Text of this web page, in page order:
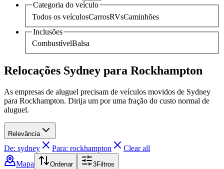
Categoria do veículo
Todos os veículosCarrosRVsCaminhões
Inclusões
CombustívelBalsa
Relocações Sydney para Rockhampton
As empresas de aluguel precisam de veículos movidos de Sydney
para Rockhampton. Dirija um por uma fração do custo normal de
aluguel.
Relevância
De: sydney Para: rockhampton
Clear all
Mapa
Ordenar 3Filtros